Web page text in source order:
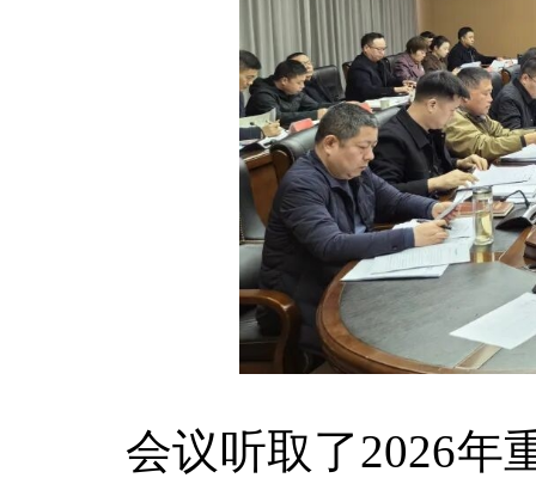
会议听取了2026年